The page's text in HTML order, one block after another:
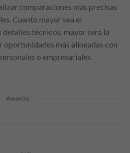
comparaciones más precisas
Cuanto mayor sea el
técnicos, mayor será la
más alineadas con
o empresariales.
Anuncio